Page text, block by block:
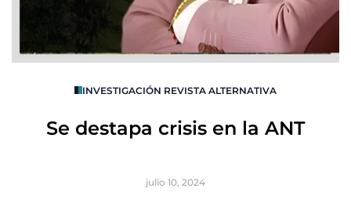
INVESTIGACIÓN REVISTA ALTERNATIVA
Se destapa crisis en la ANT
julio 10, 2024